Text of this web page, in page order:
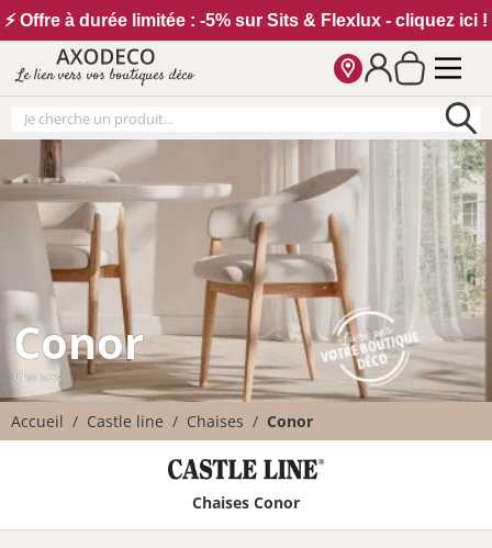
⚡ Offre à durée limitée : -5% sur Sits & Flexlux - cliquez ici !
Le lien vers vos boutiques déco
Conor
Chaises
Accueil Castle line Chaises Conor
Chaises Conor
Vos paramètres cookies